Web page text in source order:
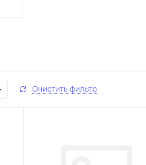
Очистить фильтр